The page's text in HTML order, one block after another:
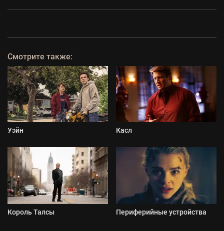
Смотрите также:
Уэйн Касл
Король Талсы Периферийные устройства